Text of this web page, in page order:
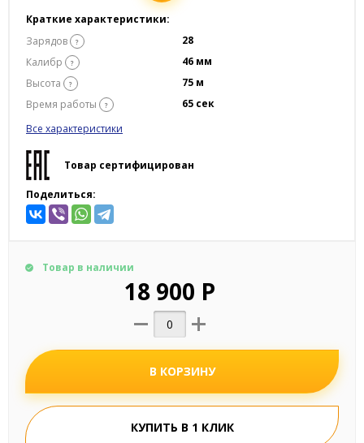
Краткие характеристики:
Зарядов
?
28
Калибр
?
46 мм
Высота
?
75 м
Время работы
?
65 сек
Все характеристики
Товар сертифицирован
Поделиться:
Товар в наличии
18 900 Р
В КОРЗИНУ
КУПИТЬ В 1 КЛИК